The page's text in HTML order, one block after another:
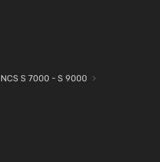
NCS S 7000 - S 9000